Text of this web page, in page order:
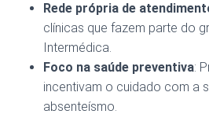
Rede própria de
clínicas que fazem parte do
Intermédica.
Foco na saúde preventiva:
incentivam o cuidado com a
absenteísmo.